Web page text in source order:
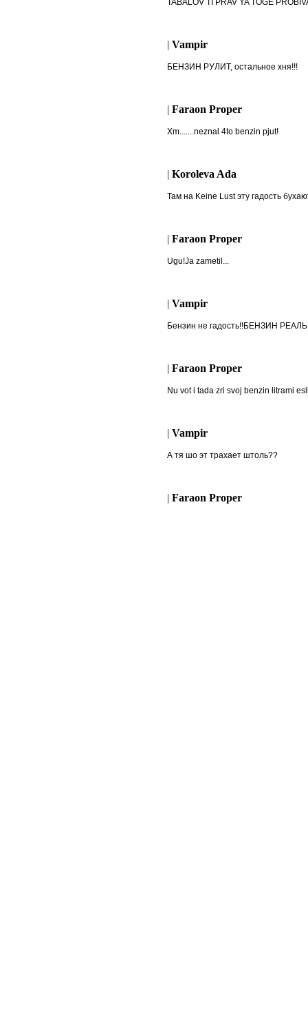
TABALOV TI PRAV YA TOGE
| Vampir
БЕНЗИН РУЛИТ, остальное хня!!!
| Faraon Proper
Xm.......neznal 4to benzin pjut!
| Koroleva Ada
Там на Keine Lust эту гадость
| Faraon Proper
Ugu!Ja zametil...
| Vampir
Бензин не гадость!!БЕНЗИН
| Faraon Proper
Nu vot i tada zri svoj benzin litrami
| Vampir
А тя шо эт трахает штоль??
| Faraon Proper